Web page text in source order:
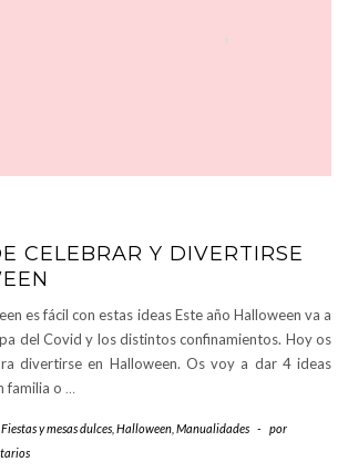
CELEBRAR Y DIVERTIRSE
es fácil con estas ideas Este año Halloween va a
del Covid y los distintos confinamientos. Hoy os
divertirse en Halloween. Os voy a dar 4 ideas
familia o …
Fiestas y mesas dulces Halloween Manualidades -
por